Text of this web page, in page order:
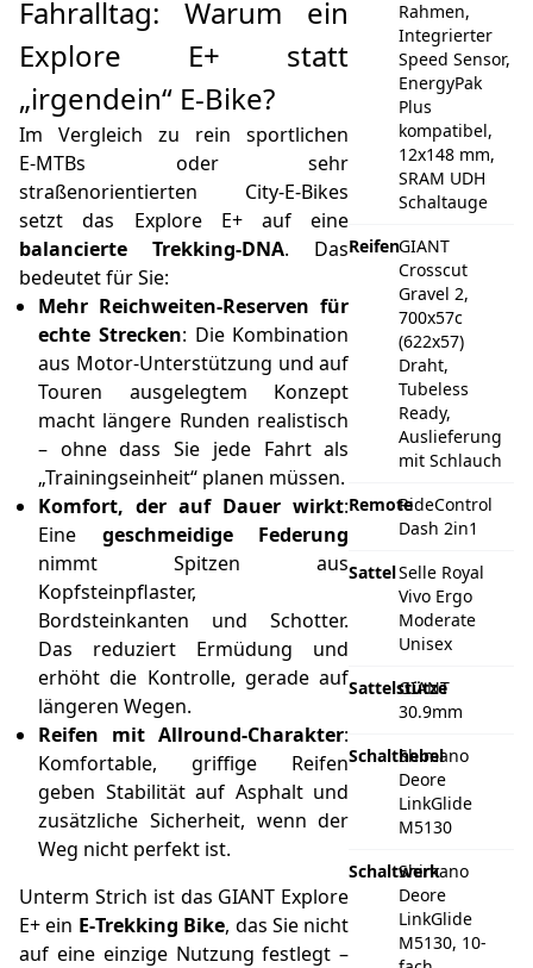
Fahralltag: Warum ein
Explore E+ statt
„irgendein“ E‑Bike?
Im Vergleich zu rein sportlichen
E‑MTBs oder sehr
straßenorientierten City-E‑Bikes
setzt das Explore E+ auf eine
balancierte Trekking-DNA. Das
bedeutet für Sie:
Mehr Reichweiten-Reserven für
echte Strecken: Die Kombination
aus Motor-Unterstützung und auf
Touren ausgelegtem Konzept
macht längere Runden realistisch
– ohne dass Sie jede Fahrt als
„Trainingseinheit“ planen müssen.
Komfort, der auf Dauer wirkt:
Eine geschmeidige Federung
nimmt Spitzen aus
Kopfsteinpflaster,
Bordsteinkanten und Schotter.
Das reduziert Ermüdung und
erhöht die Kontrolle, gerade auf
längeren Wegen.
Reifen mit Allround-Charakter:
Komfortable, griffige Reifen
geben Stabilität auf Asphalt und
zusätzliche Sicherheit, wenn der
Weg nicht perfekt ist.
Unterm Strich ist das GIANT Explore
E+ ein E‑Trekking Bike, das Sie nicht
auf eine einzige Nutzung festlegt –
Rahmen,
Integrierter
Speed Sensor,
EnergyPak
Plus
kompatibel,
12x148 mm,
SRAM UDH
Schaltauge
ReifenGIANT
Crosscut
Gravel 2,
700x57c
(622x57)
Draht,
Tubeless
Ready,
Auslieferung
mit Schlauch
RemoteRideControl
Dash 2in1
SattelSelle Royal
Vivo Ergo
Moderate
Unisex
Sattelstütze
GIANT
30.9mm
Schalthebel
Shimano
Deore
LinkGlide
M5130
Schaltwerk
Shimano
Deore
LinkGlide
M5130, 10-